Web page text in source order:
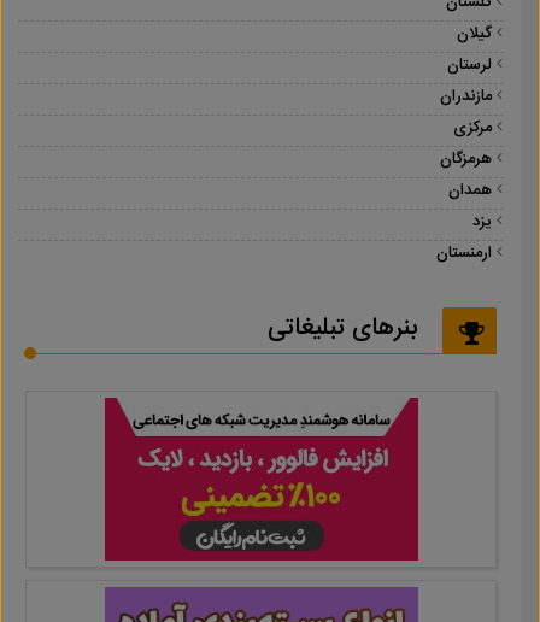
گیلان
لرستان
مازندران
مرکزی
هرمزگان
همدان
یزد
ارمنستان
بنرهای تبلیغاتی